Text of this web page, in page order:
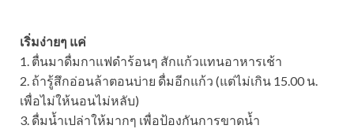
เริ่มง่ายๆ แค่
1. ตื่นมาดื่มกาแฟดำร้อนๆ สักแก้วแทนอาหารเช้า
2. ถ้ารู้สึกอ่อนล้าตอนบ่าย ดื่มอีกแก้ว (แต่ไม่เกิน 15.00 น.
เพื่อไม่ให้นอนไม่หลับ)
3. ดื่มน้ำเปล่าให้มากๆ เพื่อป้องกันการขาดน้ำ